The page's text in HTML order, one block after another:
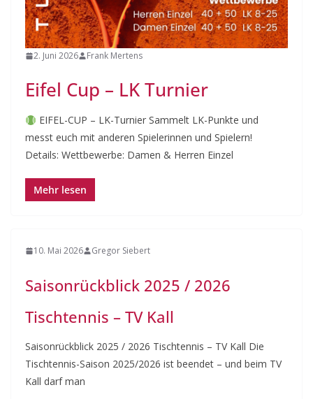
2. Juni 2026 Frank Mertens
Eifel Cup – LK Turnier
EIFEL-CUP – LK-Turnier Sammelt LK-Punkte und
messt euch mit anderen Spielerinnen und Spielern!
Details: Wettbewerbe: Damen & Herren Einzel
10. Mai 2026 Gregor Siebert
Saisonrückblick 2025 / 2026
Tischtennis – TV Kall
Saisonrückblick 2025 / 2026 Tischtennis – TV Kall Die
Tischtennis-Saison 2025/2026 ist beendet – und beim TV
Kall darf man